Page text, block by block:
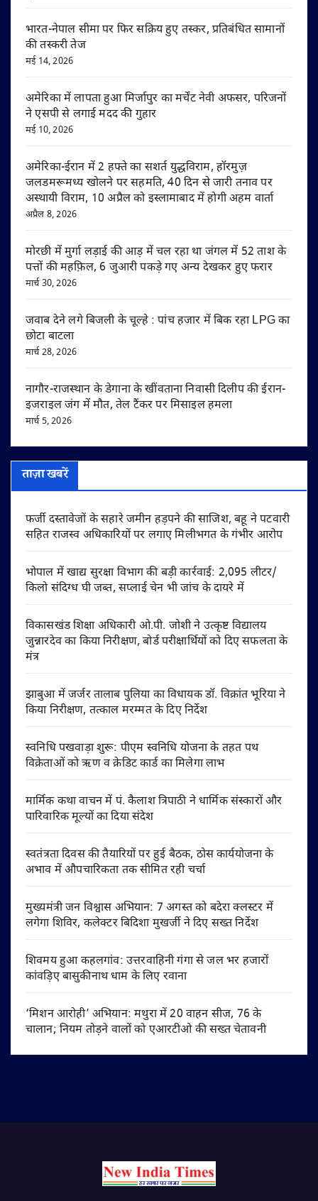
भारत-नेपाल सीमा पर फिर सक्रिय हुए तस्कर, प्रतिबंधित सामानों
की तस्करी तेज
मई 14, 2026
अमेरिका में लापता हुआ मिर्जापुर का मर्चेंट नेवी अफसर, परिजनों
ने एसपी से लगाई मदद की गुहार
मई 10, 2026
अमेरिका-ईरान में 2 हफ्ते का सशर्त युद्धविराम, हॉरमुज़
जलडमरूमध्य खोलने पर सहमति, 40 दिन से जारी तनाव पर
अस्थायी विराम, 10 अप्रैल को इस्लामाबाद में होगी अहम वार्ता
अप्रैल 8, 2026
मोरछी में मुर्गा लड़ाई की आड़ में चल रहा था जंगल में 52 ताश के
पत्तों की महफ़िल, 6 जुआरी पकड़े गए अन्य देखकर हुए फरार
मार्च 30, 2026
जवाब देने लगे बिजली के चूल्हे : पांच हजार में बिक रहा LPG का
छोटा बाटला
मार्च 28, 2026
नागौर-राजस्थान के डेगाना के खींवताना निवासी दिलीप की ईरान-
इजराइल जंग में मौत, तेल टैंकर पर मिसाइल हमला
मार्च 5, 2026
ताज़ा खबरें
फर्जी दस्तावेजों के सहारे जमीन हड़पने की साजिश, बहू ने पटवारी
सहित राजस्व अधिकारियों पर लगाए मिलीभगत के गंभीर आरोप
भोपाल में खाद्य सुरक्षा विभाग की बड़ी कार्रवाई: 2,095 लीटर/
किलो संदिग्ध घी जब्त, सप्लाई चेन भी जांच के दायरे में
विकासखंड शिक्षा अधिकारी ओ.पी. जोशी ने उत्कृष्ट विद्यालय
जुन्नारदेव का किया निरीक्षण, बोर्ड परीक्षार्थियों को दिए सफलता के
मंत्र
झाबुआ में जर्जर तालाब पुलिया का विधायक डॉ. विक्रांत भूरिया ने
किया निरीक्षण, तत्काल मरम्मत के दिए निर्देश
स्वनिधि पखवाड़ा शुरू: पीएम स्वनिधि योजना के तहत पथ
विक्रेताओं को ऋण व क्रेडिट कार्ड का मिलेगा लाभ
मार्मिक कथा वाचन में पं. कैलाश त्रिपाठी ने धार्मिक संस्कारों और
पारिवारिक मूल्यों का दिया संदेश
स्वतंत्रता दिवस की तैयारियों पर हुई बैठक, ठोस कार्ययोजना के
अभाव में औपचारिकता तक सीमित रही चर्चा
मुख्यमंत्री जन विश्वास अभियान: 7 अगस्त को बदेरा क्लस्टर में
लगेगा शिविर, कलेक्टर बिदिशा मुखर्जी ने दिए सख्त निर्देश
शिवमय हुआ कहलगांव: उत्तरवाहिनी गंगा से जल भर हजारों
कांवड़िए बासुकीनाथ धाम के लिए रवाना
‘मिशन आरोही’ अभियान: मथुरा में 20 वाहन सीज, 76 के
चालान; नियम तोड़ने वालों को एआरटीओ की सख्त चेतावनी